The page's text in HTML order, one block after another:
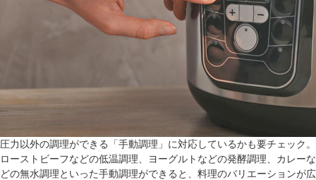
圧力以外の調理ができる「手動調理」に対応しているかも要チェック。
ローストビーフなどの低温調理、ヨーグルトなどの発酵調理、カレーな
どの無水調理といった手動調理ができると、料理のバリエーションが広